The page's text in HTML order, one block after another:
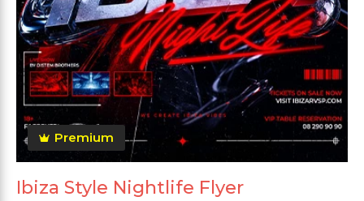
Premium
Ibiza Style Nightlife Flyer